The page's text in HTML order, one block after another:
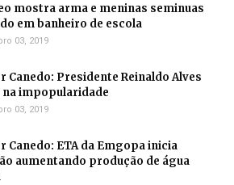
mostra arma e meninas seminuas
em banheiro de escola
03, 2019
Canedo: Presidente Reinaldo Alves
na impopularidade
03, 2019
Canedo: ETA da Emgopa inicia
aumentando produção de água